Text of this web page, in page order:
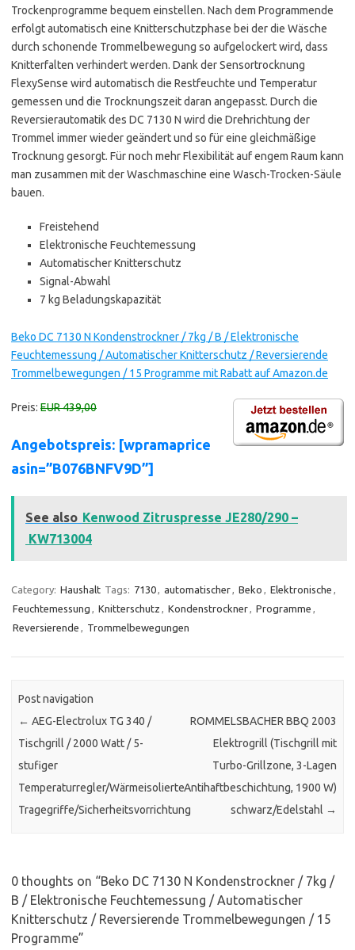
Trockenprogramme bequem einstellen. Nach dem Programmende
erfolgt automatisch eine Knitterschutzphase bei der die Wäsche
durch schonende Trommelbewegung so aufgelockert wird, dass
Knitterfalten verhindert werden. Dank der Sensortrocknung
FlexySense wird automatisch die Restfeuchte und Temperatur
gemessen und die Trocknungszeit daran angepasst. Durch die
Reversierautomatik des DC 7130 N wird die Drehrichtung der
Trommel immer wieder geändert und so für eine gleichmäßige
Trocknung gesorgt. Für noch mehr Flexibilität auf engem Raum kann
man zusammen mit der Waschmaschine eine Wasch-Trocken-Säule
bauen.
Freistehend
Elektronische Feuchtemessung
Automatischer Knitterschutz
Signal-Abwahl
7 kg Beladungskapazität
Beko DC 7130 N Kondenstrockner / 7kg / B / Elektronische
Feuchtemessung / Automatischer Knitterschutz / Reversierende
Trommelbewegungen / 15 Programme mit Rabatt auf Amazon.de
Preis: EUR 439,00
Angebotspreis: [wpramaprice
asin=”B076BNFV9D”]
See also Kenwood Zitruspresse JE280/290 –
KW713004
Category: Haushalt Tags: 7130, automatischer, Beko , Elektronische ,
Feuchtemessung , Knitterschutz , Kondenstrockner, Programme ,
Reversierende , Trommelbewegungen
Post navigation
← AEG-Electrolux TG 340 /
Tischgrill / 2000 Watt / 5-
stufiger
Temperaturregler/Wärmeisolierte
Tragegriffe/Sicherheitsvorrichtung
ROMMELSBACHER BBQ 2003
Elektrogrill (Tischgrill mit
Turbo-Grillzone, 3-Lagen
Antihaftbeschichtung, 1900 W)
schwarz/Edelstahl →
0 thoughts on “Beko DC 7130 N Kondenstrockner / 7kg /
B / Elektronische Feuchtemessung / Automatischer
Knitterschutz / Reversierende Trommelbewegungen / 15
Programme”